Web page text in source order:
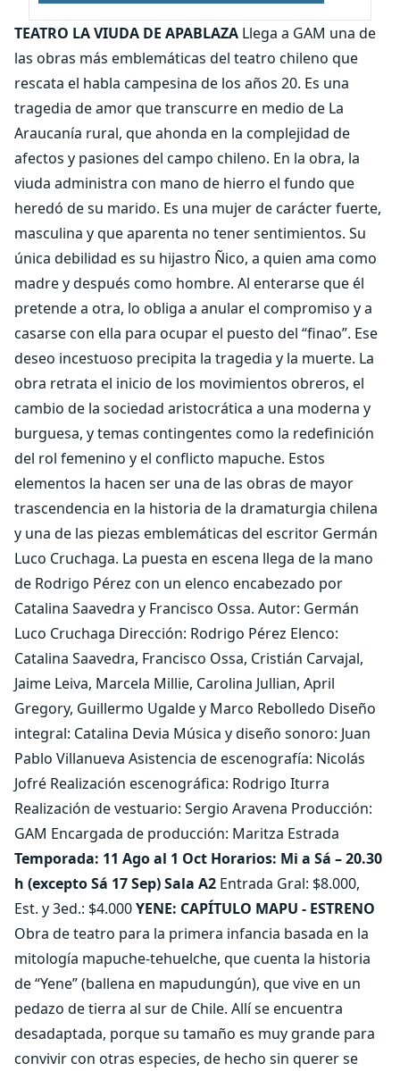
TEATRO LA VIUDA DE APABLAZA Llega a GAM una de
las obras más emblemáticas del teatro chileno que
rescata el habla campesina de los años 20. Es una
tragedia de amor que transcurre en medio de La
Araucanía rural, que ahonda en la complejidad de
afectos y pasiones del campo chileno. En la obra, la
viuda administra con mano de hierro el fundo que
heredó de su marido. Es una mujer de carácter fuerte,
masculina y que aparenta no tener sentimientos. Su
única debilidad es su hijastro Ñico, a quien ama como
madre y después como hombre. Al enterarse que él
pretende a otra, lo obliga a anular el compromiso y a
casarse con ella para ocupar el puesto del “finao”. Ese
deseo incestuoso precipita la tragedia y la muerte. La
obra retrata el inicio de los movimientos obreros, el
cambio de la sociedad aristocrática a una moderna y
burguesa, y temas contingentes como la redefinición
del rol femenino y el conflicto mapuche. Estos
elementos la hacen ser una de las obras de mayor
trascendencia en la historia de la dramaturgia chilena
y una de las piezas emblemáticas del escritor Germán
Luco Cruchaga. La puesta en escena llega de la mano
de Rodrigo Pérez con un elenco encabezado por
Catalina Saavedra y Francisco Ossa. Autor: Germán
Luco Cruchaga Dirección: Rodrigo Pérez Elenco:
Catalina Saavedra, Francisco Ossa, Cristián Carvajal,
Jaime Leiva, Marcela Millie, Carolina Jullian, April
Gregory, Guillermo Ugalde y Marco Rebolledo Diseño
integral: Catalina Devia Música y diseño sonoro: Juan
Pablo Villanueva Asistencia de escenografía: Nicolás
Jofré Realización escenográfica: Rodrigo Iturra
Realización de vestuario: Sergio Aravena Producción:
GAM Encargada de producción: Maritza Estrada
Temporada: 11 Ago al 1 Oct Horarios: Mi a Sá – 20.30
h (excepto Sá 17 Sep) Sala A2 Entrada Gral: $8.000,
Est. y 3ed.: $4.000YENE: CAPÍTULO MAPU - ESTRENO
Obra de teatro para la primera infancia basada en la
mitología mapuche-tehuelche, que cuenta la historia
de “Yene” (ballena en mapudungún), que vive en un
pedazo de tierra al sur de Chile. Allí se encuentra
desadaptada, porque su tamaño es muy grande para
convivir con otras especies, de hecho sin querer se